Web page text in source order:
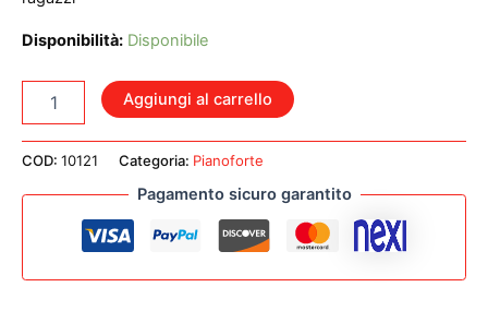
Disponibilità: Disponibile
PIANO
V.
+
Aggiungi al carrello
COD: 10121 Categoria: Pianoforte
Pagamento sicuro garantito